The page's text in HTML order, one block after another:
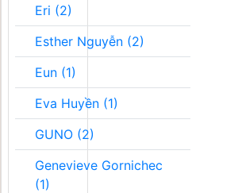
Eri (2)
Esther Nguyễn (2)
Eun (1)
Eva Huyền (1)
GUNO (2)
Genevieve Gornichec
(1)